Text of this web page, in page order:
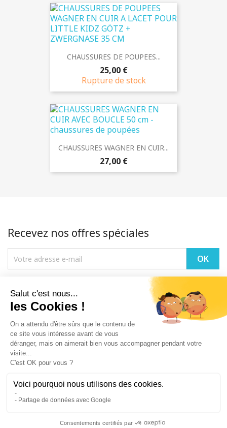
CHAUSSURES DE POUPEES...
25,00 €
Rupture de stock
CHAUSSURES WAGNER EN CUIR...
27,00 €
Recevez nos offres spéciales
Vous pouvez vous désinscrire à tout moment. Vous trouverez pour cela
nos informations de contact dans les conditions d'utilisation du site.
PRODUITS
NOTRE SOCIÉTÉ
VOTRE COMPTE